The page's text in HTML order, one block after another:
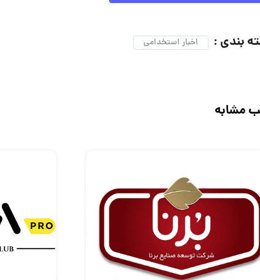
بندی : اخبار استخدامی
مشابه